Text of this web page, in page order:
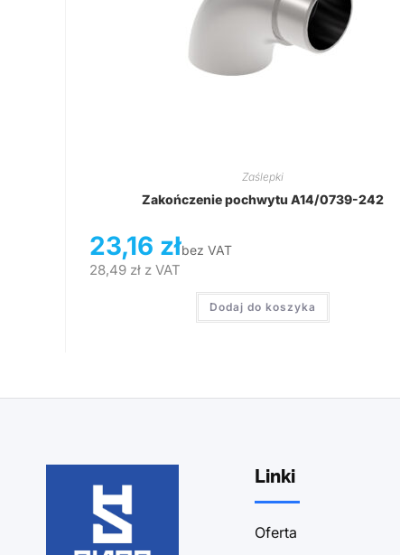
Zaślepki
Zakończenie pochwytu A14/0739-242
23,16 złbez VAT
28,49 zł z VAT
Dodaj do koszyka
Linki
Oferta